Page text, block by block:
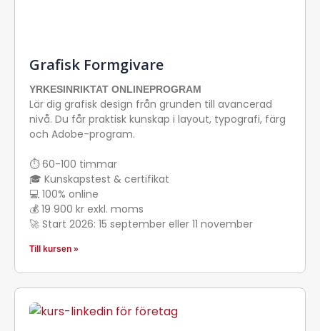
Grafisk Formgivare
YRKESINRIKTAT ONLINEPROGRAM
Lär dig grafisk design från grunden till avancerad
nivå. Du får praktisk kunskap i layout, typografi, färg
och Adobe-program.
⏱ 60-100 timmar
🎓 Kunskapstest & certifikat
💻 100% online
💰 19 900 kr exkl. moms
🚀 Start 2026: 15 september eller 11 november
Till kursen »